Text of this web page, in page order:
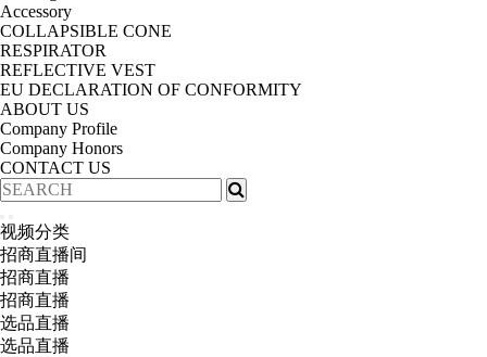
Accessory
COLLAPSIBLE CONE
RESPIRATOR
REFLECTIVE VEST
EU DECLARATION OF CONFORMITY
ABOUT US
Company Profile
Company Honors
CONTACT US
视频分类
招商直播间
招商直播
招商直播
选品直播
选品直播